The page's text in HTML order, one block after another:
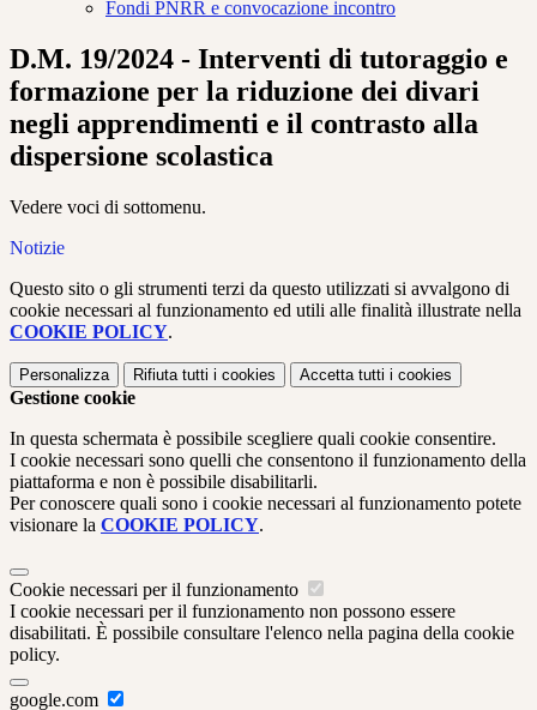
Fondi PNRR e convocazione incontro
D.M. 19/2024 - Interventi di tutoraggio e
formazione per la riduzione dei divari
negli apprendimenti e il contrasto alla
dispersione scolastica
Vedere voci di sottomenu.
Notizie
Questo sito o gli strumenti terzi da questo utilizzati si avvalgono di
cookie necessari al funzionamento ed utili alle finalità illustrate nella
COOKIE POLICY.
Personalizza Rifiuta tutti i cookies Accetta tutti i cookies
Gestione cookie
In questa schermata è possibile scegliere quali cookie consentire.
I cookie necessari sono quelli che consentono il funzionamento della
piattaforma e non è possibile disabilitarli.
Per conoscere quali sono i cookie necessari al funzionamento potete
visionare la COOKIE POLICY.
Cookie necessari per il funzionamento
I cookie necessari per il funzionamento non possono essere
disabilitati. È possibile consultare l'elenco nella pagina della cookie
policy.
google.com